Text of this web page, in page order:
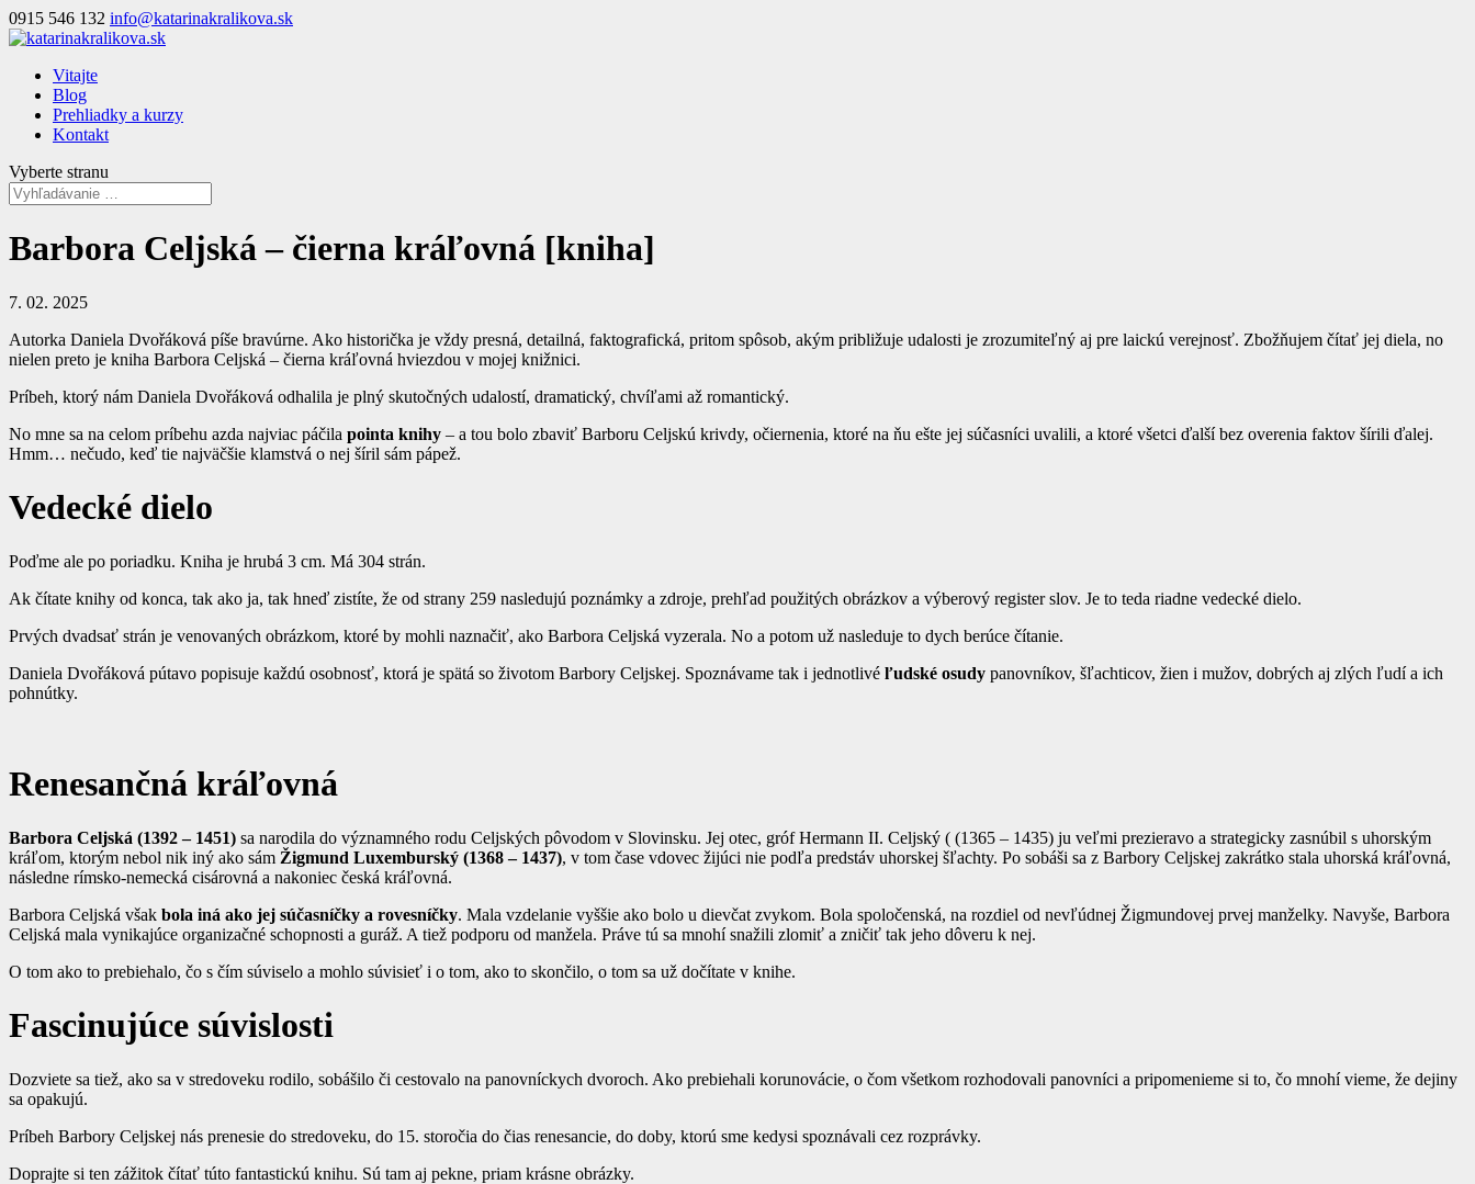
0915 546 132 info@katarinakralikova.sk
Vitajte
Blog
Prehliadky a kurzy
Kontakt
Vyberte stranu
Barbora Celjská – čierna kráľovná [kniha]
7. 02. 2025
Autorka Daniela Dvořáková píše bravúrne. Ako historička je vždy presná, detailná, faktografická, pritom spôsob, akým približuje udalosti je zrozumiteľný aj pre laickú verejnosť. Zbožňujem čítať jej diela, no
nielen preto je kniha Barbora Celjská – čierna kráľovná hviezdou v mojej knižnici.
Príbeh, ktorý nám Daniela Dvořáková odhalila je plný skutočných udalostí, dramatický, chvíľami až romantický.
No mne sa na celom príbehu azda najviac páčila pointa knihy – a tou bolo zbaviť Barboru Celjskú krivdy, očiernenia, ktoré na ňu ešte jej súčasníci uvalili, a ktoré všetci ďalší bez overenia faktov šírili ďalej.
Hmm… nečudo, keď tie najväčšie klamstvá o nej šíril sám pápež.
Vedecké dielo
Poďme ale po poriadku. Kniha je hrubá 3 cm. Má 304 strán.
Ak čítate knihy od konca, tak ako ja, tak hneď zistíte, že od strany 259 nasledujú poznámky a zdroje, prehľad použitých obrázkov a výberový register slov. Je to teda riadne vedecké dielo.
Prvých dvadsať strán je venovaných obrázkom, ktoré by mohli naznačiť, ako Barbora Celjská vyzerala. No a potom už nasleduje to dych berúce čítanie.
Daniela Dvořáková pútavo popisuje každú osobnosť, ktorá je spätá so životom Barbory Celjskej. Spoznávame tak i jednotlivé ľudské osudy panovníkov, šľachticov, žien i mužov, dobrých aj zlých ľudí a ich
pohnútky.
Renesančná kráľovná
Barbora Celjská (1392 – 1451) sa narodila do významného rodu Celjských pôvodom v Slovinsku. Jej otec, gróf Hermann II. Celjský ( (1365 – 1435) ju veľmi prezieravo a strategicky zasnúbil s uhorským
kráľom, ktorým nebol nik iný ako sám Žigmund Luxemburský (1368 – 1437), v tom čase vdovec žijúci nie podľa predstáv uhorskej šľachty. Po sobáši sa z Barbory Celjskej zakrátko stala uhorská kráľovná,
následne rímsko-nemecká cisárovná a nakoniec česká kráľovná.
Barbora Celjská však bola iná ako jej súčasníčky a rovesníčky. Mala vzdelanie vyššie ako bolo u dievčat zvykom. Bola spoločenská, na rozdiel od nevľúdnej Žigmundovej prvej manželky. Navyše, Barbora
Celjská mala vynikajúce organizačné schopnosti a guráž. A tiež podporu od manžela. Práve tú sa mnohí snažili zlomiť a zničiť tak jeho dôveru k nej.
O tom ako to prebiehalo, čo s čím súviselo a mohlo súvisieť i o tom, ako to skončilo, o tom sa už dočítate v knihe.
Fascinujúce súvislosti
Dozviete sa tiež, ako sa v stredoveku rodilo, sobášilo či cestovalo na panovníckych dvoroch. Ako prebiehali korunovácie, o čom všetkom rozhodovali panovníci a pripomenieme si to, čo mnohí vieme, že dejiny
sa opakujú.
Príbeh Barbory Celjskej nás prenesie do stredoveku, do 15. storočia do čias renesancie, do doby, ktorú sme kedysi spoznávali cez rozprávky.
Doprajte si ten zážitok čítať túto fantastickú knihu. Sú tam aj pekne, priam krásne obrázky.